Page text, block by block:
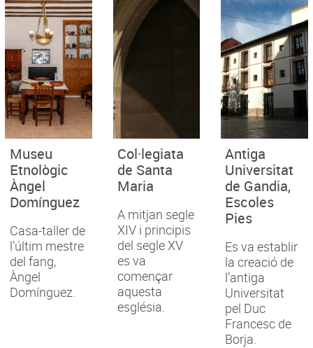
Museu
Etnològic
Àngel
Domínguez
Casa-taller de
l’últim mestre
del fang,
Àngel
Domínguez.
Col·legiata
de Santa
Maria
A mitjan segle
XIV i principis
del segle XV
es va
començar
aquesta
església.
Antiga
Universitat
de Gandia,
Escoles
Pies
Es va establir
la creació de
l’antiga
Universitat
pel Duc
Francesc de
Borja.